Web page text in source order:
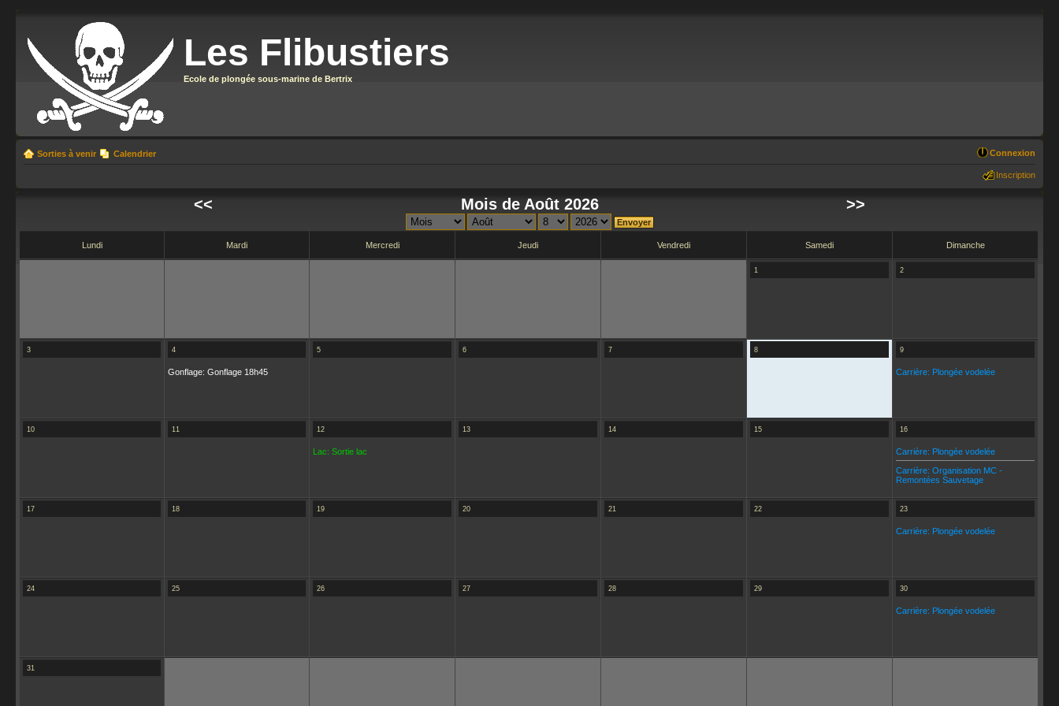
Les Flibustiers
Ecole de plongée sous-marine de Bertrix
Sorties à venir Calendrier Connexion
Inscription
<< Mois de Août 2026 >>
Lundi Mardi Mercredi Jeudi Vendredi Samedi Dimanche
1 2
3 4
Gonflage: Gonflage 18h45
5 6 7 8 9
Carrière: Plongée vodelée
10 11 12
Lac: Sortie lac
13 14 15 16
Carrière: Plongée vodelée
Carrière: Organisation MC -
Remontées Sauvetage
17 18 19 20 21 22 23
Carrière: Plongée vodelée
24 25 26 27 28 29 30
Carrière: Plongée vodelée
31